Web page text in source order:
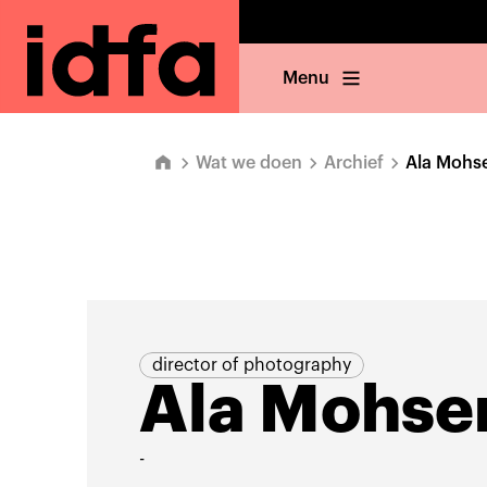
Menu
Wat we doen Archief Ala
director of photography
Ala
-